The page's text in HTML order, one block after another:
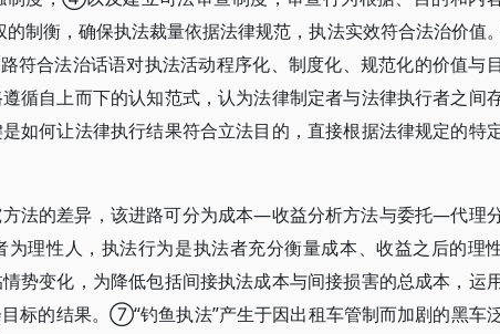
制衡，确保执法裁量依据法律规范，执法实效符合法治价值
符合法治话语对执法活动程序化、制度化、规范化的价值与
循自上而下的认知范式，认为法律制定者与法律执行者之间
如何让法律执行结果符合立法目的，直接根据法律规定的特
法的差异，该进路可分为成本—收益分析方法与委托—代理
理性人，执法行为是执法者充分衡量成本、收益之后的理
势变化，为降低包括间接执法成本与间接损害的总成本，运
标的结果。⑦“钓鱼执法”产生于因出租车管制而加剧的黑车